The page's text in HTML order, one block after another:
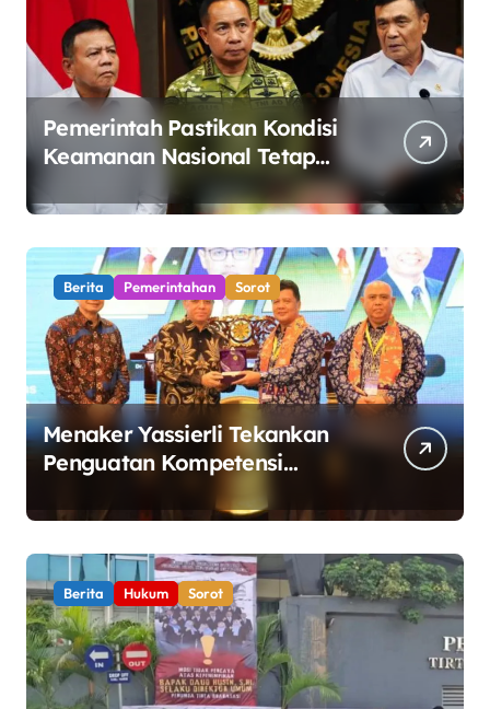
Pemerintah Pastikan Kondisi
Keamanan Nasional Tetap
Kondusif Jelang HUT ke-81
RI, Masyarakat Diminta
Waspadai Hoaks
Berita Pemerintahan Sorot
Menaker Yassierli Tekankan
Penguatan Kompetensi
untuk Hadapi Transformasi
Dunia Kerja
Berita Hukum Sorot